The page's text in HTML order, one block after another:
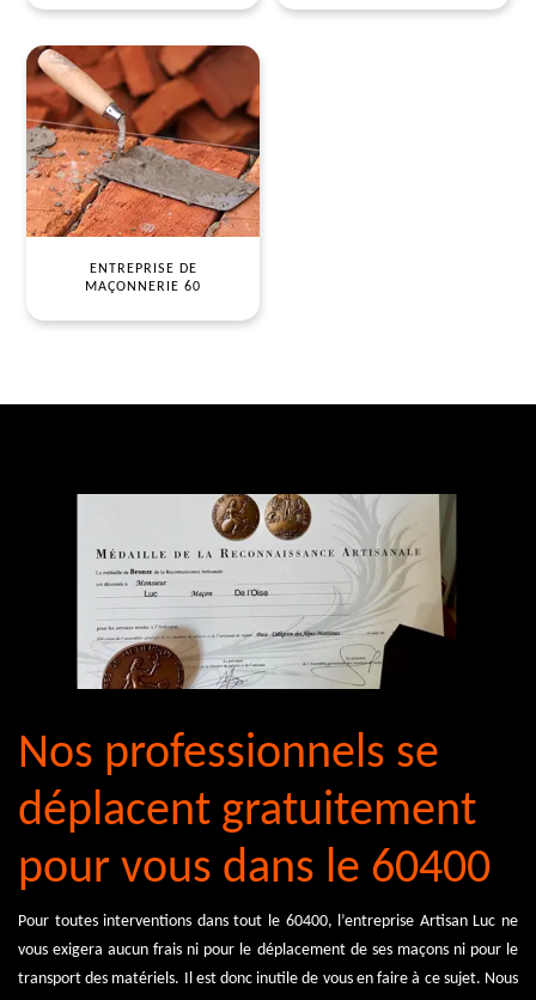
ENTREPRISE DE
MAÇONNERIE 60
Nos professionnels se
déplacent gratuitement
pour vous dans le 60400
Pour toutes interventions dans tout le 60400, l’entreprise Artisan Luc ne
vous exigera aucun frais ni pour le déplacement de ses maçons ni pour le
transport des matériels. Il est donc inutile de vous en faire à ce sujet. Nous